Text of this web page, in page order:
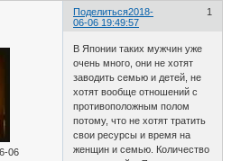
Поделиться 1
2018-
06-06 19:49:57
06
В Японии таких мужчин уже
очень много, они не хотят
заводить семью и детей, не
хотят вообще отношений с
противоположным полом
потому, что не хотят тратить
свои ресурсы и время на
женщин и семью. Количество